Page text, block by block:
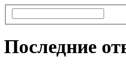
Последние